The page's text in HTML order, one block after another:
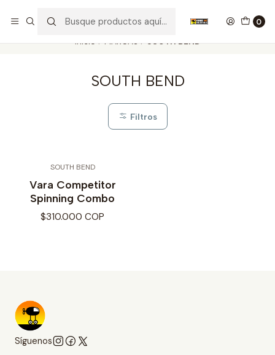
0
Inicio MARCAS SOUTH BEND
SOUTH BEND
Filtros
SOUTH BEND
Vara Competitor
Spinning Combo
$310.000 COP
Síguenos